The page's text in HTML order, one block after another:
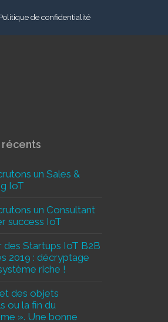
de confidentialité
un Sales &
IoT
un Consultant
success IoT
des Startups IoT B2B
2019 : décryptage
riche !
des objets
ou la fin du
». Une bonne